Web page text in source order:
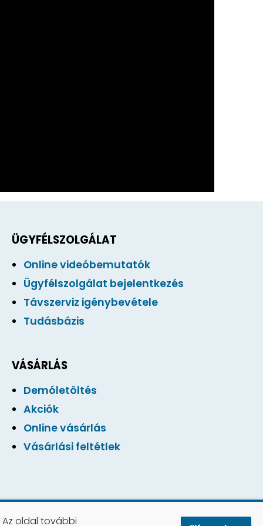
oldal további
ÜGYFÉLSZOLGÁLAT
Online videóbemutatók
Ügyfélszolgálat bejelentkezés
Távszerviz igénybevétele
Tudásbázis
VÁSÁRLÁS
Demóletöltés
Akciók
Online vásárlás
Vásárlási feltétlek